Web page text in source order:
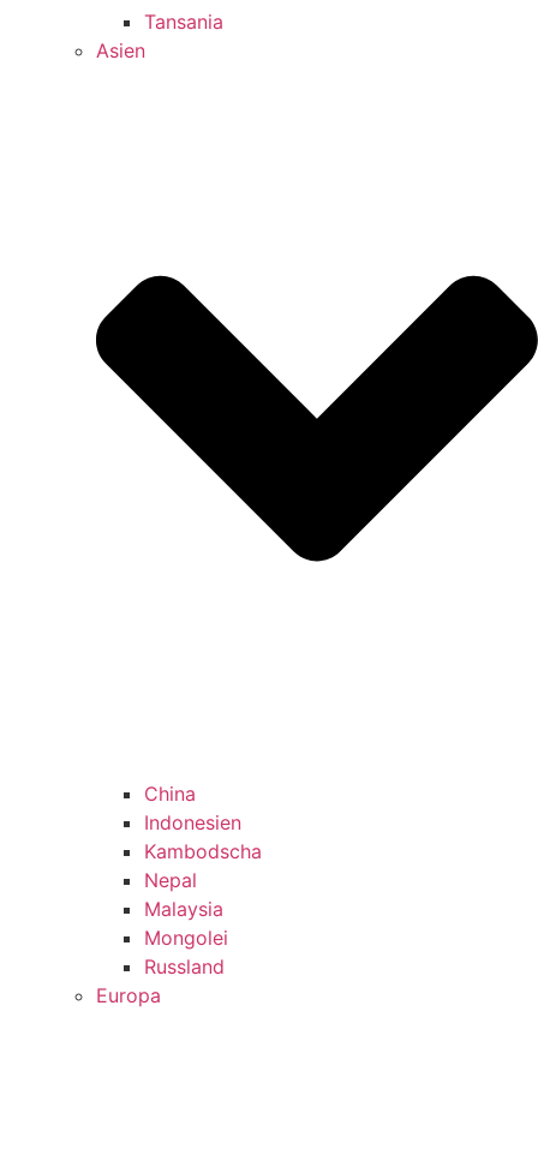
Tansania
Asien
China
Indonesien
Kambodscha
Nepal
Malaysia
Mongolei
Russland
Europa